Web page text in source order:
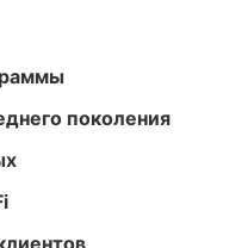
поколения